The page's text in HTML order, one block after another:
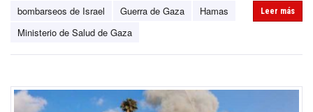
bombarseos de Israel Guerra de Gaza
Hamas
Ministerio de Salud de Gaza
Leer más